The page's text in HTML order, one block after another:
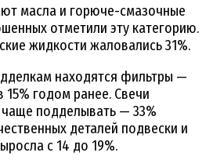
масла и горюче-смазочные
отметили эту категорию.
жидкости жаловались 31%.
находятся фильтры —
15% годом ранее. Свечи
чаще подделывать — 33%
деталей подвески и
с 14 до 19%.